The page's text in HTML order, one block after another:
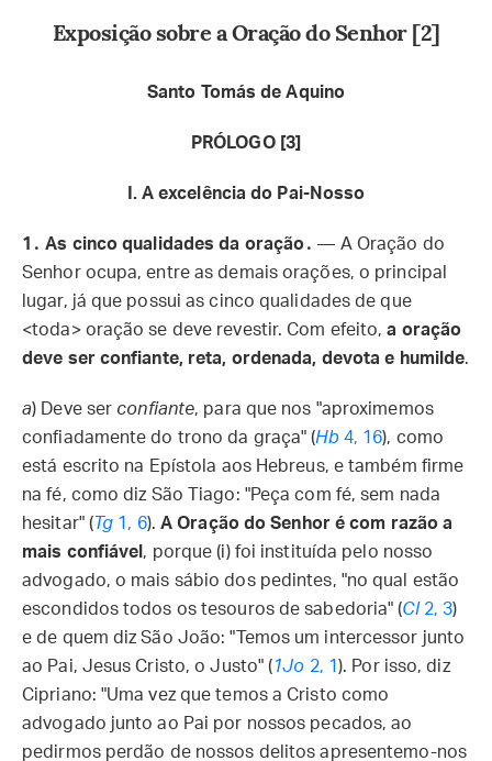
Exposição sobre a Oração do Senhor [2]
Santo Tomás de Aquino
PRÓLOGO [3]
I. A excelência do Pai-Nosso
1․ As cinco qualidades da oração․ — A Oração do
Senhor ocupa, entre as demais orações, o principal
lugar, já que possui as cinco qualidades de que
<toda> oração se deve revestir. Com efeito,a oração
deve ser confiante, reta, ordenada, devota e humilde.
a) Deve ser confiante, para que nos "aproximemos
confiadamente do trono da graça" (Hb4, 16), como
está escrito na Epístola aos Hebreus, e também firme
na fé, como diz São Tiago: "Peça com fé, sem nada
hesitar" (Tg 1, 6).A Oração do Senhor é com razão a
mais confiável , porque (i) foi instituída pelo nosso
advogado, o mais sábio dos pedintes, "no qual estão
escondidos todos os tesouros de sabedoria" (Cl2, 3)
e de quem diz São João: "Temos um intercessor junto
ao Pai, Jesus Cristo, o Justo" (1Jo 2, 1). Por isso, diz
Cipriano: "Uma vez que temos a Cristo como
advogado junto ao Pai por nossos pecados, ao
pedirmos perdão de nossos delitos apresentemo-nos